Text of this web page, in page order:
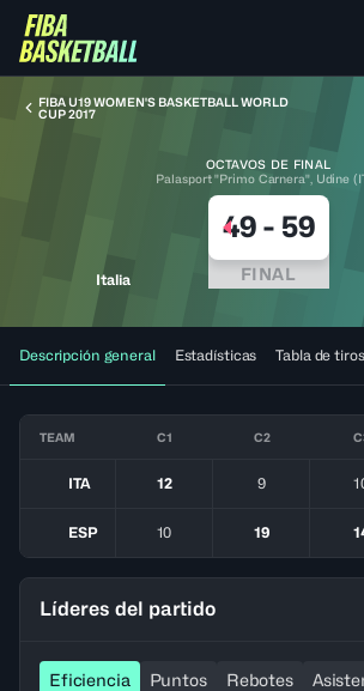
FIBA U19 WOMEN'S BASKETBALL WORLD
CUP 2017
OCTAVOS DE FINAL
Palasport "Primo Carnera", Udine
Italia
49- 59
FINAL
Descripción general Estadísticas Tabla de tiros
TEAM C1 C2
ITA 12 9
ESP 10 19
Líderes del partido
Eficiencia Puntos Rebotes